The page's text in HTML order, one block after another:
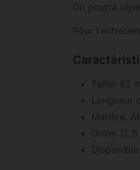
On pourra
Pour l'entretien,
Taille: 82
Longueur
Matière:
Grille: